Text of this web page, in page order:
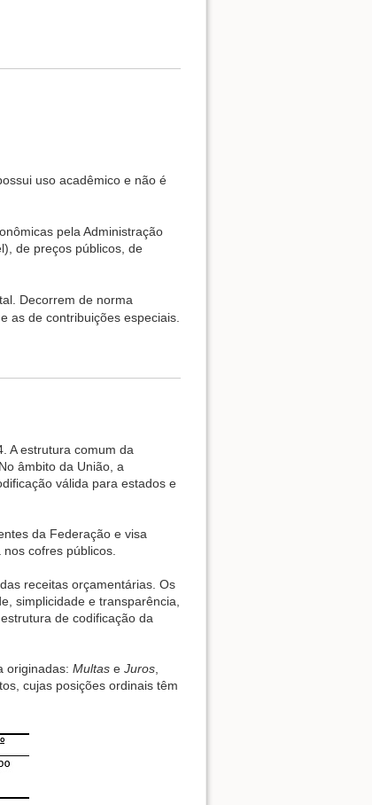
uso acadêmico e não é
pela Administração
de preços públicos, de
Decorrem de norma
as de contribuições especiais.
A estrutura comum da
âmbito da União, a
válida para estados e
da Federação e visa
cofres públicos.
receitas orçamentárias. Os
simplicidade e transparência,
de codificação da
originadas: Multas e Juros
cujas posições ordinais têm